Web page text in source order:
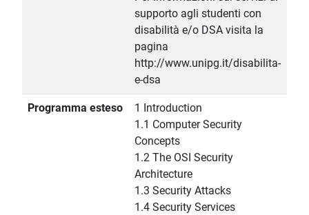
supporto agli studenti con
disabilità e/o DSA visita la
pagina
http://www.unipg.it/disabilita-
e-dsa
Programma esteso
1 Introduction
1.1 Computer Security
Concepts
1.2 The OSI Security
Architecture
1.3 Security Attacks
1.4 Security Services